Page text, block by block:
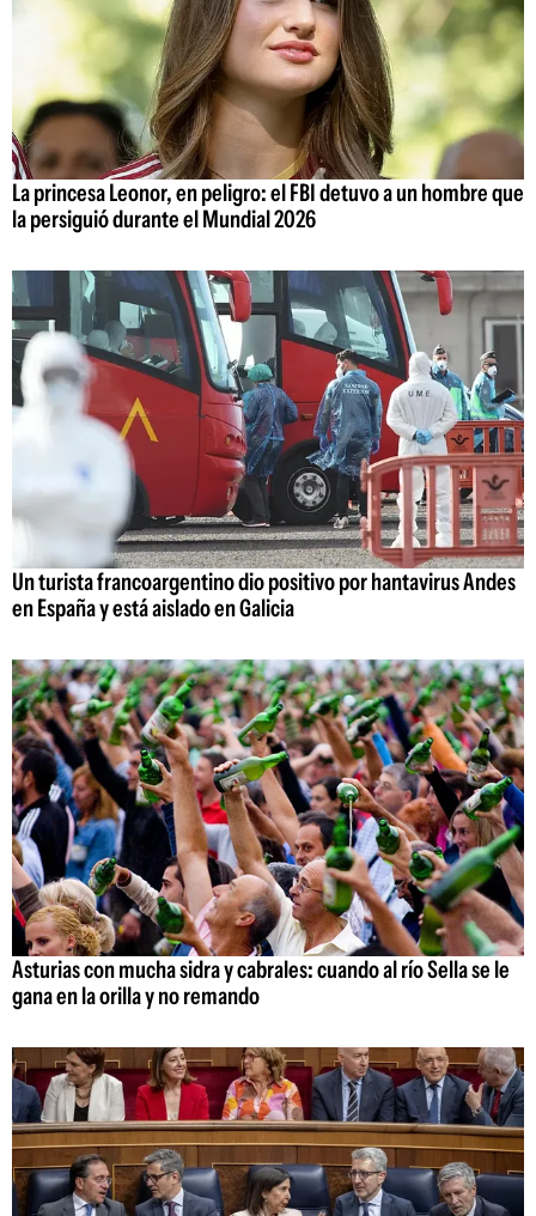
La princesa Leonor, en peligro: el FBI detuvo a un hombre que
la persiguió durante el Mundial 2026
Un turista francoargentino dio positivo por hantavirus Andes
en España y está aislado en Galicia
Asturias con mucha sidra y cabrales: cuando al río Sella se le
gana en la orilla y no remando